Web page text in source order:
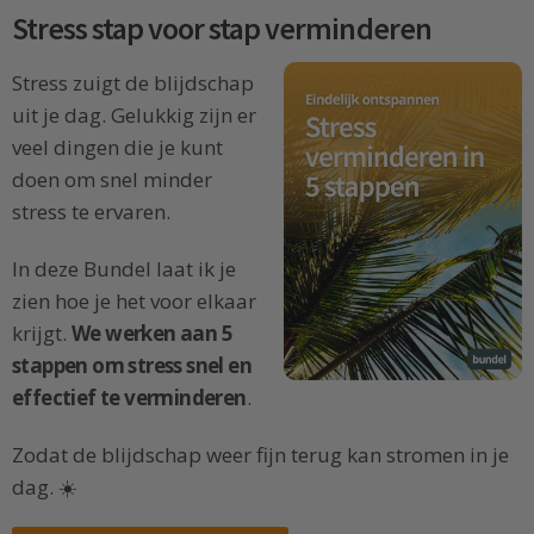
Stress stap voor stap verminderen
Stress zuigt de blijdschap
uit je dag. Gelukkig zijn er
veel dingen die je kunt
doen om snel minder
stress te ervaren.
In deze Bundel laat ik je
zien hoe je het voor elkaar
krijgt. We werken aan 5
stappen om stress snel en
effectief te verminderen.
Zodat de blijdschap weer fijn terug kan stromen in je
dag. ☀️